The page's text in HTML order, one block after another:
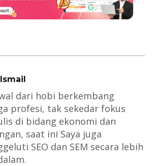
dari hobi berkembang
profesi, tak sekedar fokus
di bidang ekonomi dan
saat ini Saya juga
SEO dan SEM secara lebih